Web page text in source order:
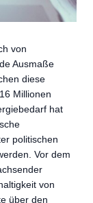
von
Ausmaße
diese
Millionen
hat
politischen
Vor dem
von
über den